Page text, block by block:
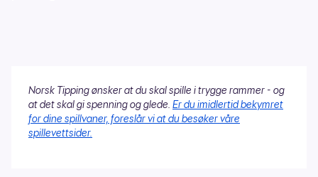
Norsk Tipping ønsker at du skal spille i trygge rammer - og
at det skal gi spenning og glede. Er du imidlertid bekymret
for dine spillvaner, foreslår vi at du besøker våre
spillevettsider.